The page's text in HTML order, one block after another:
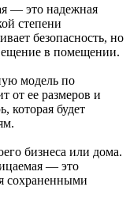
— это надежная
степени
безопасность, но
в помещении.
модель по
от ее размеров и
которая будет
бизнеса или дома.
— это
сохраненными